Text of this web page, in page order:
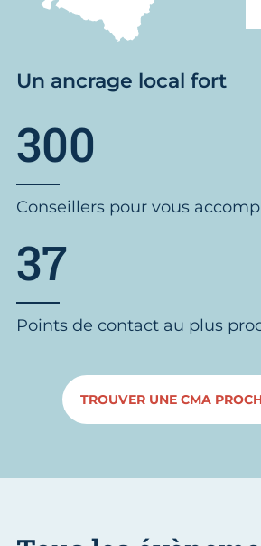
Un ancrage local fort
300
Conseillers pour vous
37
Points de contact au plus
TROUVER UNE CMA